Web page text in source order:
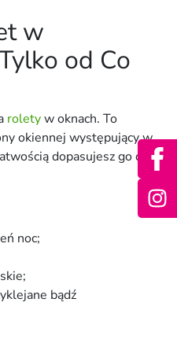
w
od Co
roletyw oknach. To
okiennej występujący w
dopasujesz go do
noc;
bądź